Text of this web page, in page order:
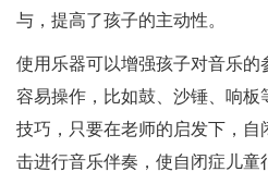
与，提高了孩子的主动性。
使用乐器可以增强孩子对音乐
容易操作，比如鼓、沙锤、响
技巧，只要在老师的启发下，
击进行音乐伴奏，使自闭症儿